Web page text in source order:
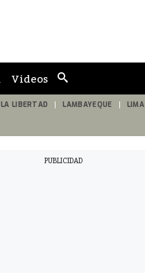
de
búsqueda
Videos
LA LIBERTAD LAMBAYEQUE LIMA